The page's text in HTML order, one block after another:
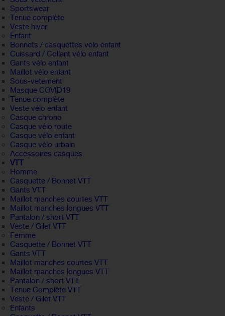
Sportswear
Tenue complète
Veste hiver
Enfant
Bonnets / casquettes velo enfant
Cuissard / Collant vélo enfant
Gants vélo enfant
Maillot vélo enfant
Sous-vetement
Masque COVID19
Tenue complète
Veste vélo enfant
Casque chrono
Casque vélo route
Casque vélo enfant
Casque vélo urbain
Accessoires casques
VTT
Homme
Casquette / Bonnet VTT
Gants VTT
Maillot manches courtes VTT
Maillot manches longues VTT
Pantalon / short VTT
Veste / Gilet VTT
Femme
Casquette / Bonnet VTT
Gants VTT
Maillot manches courtes VTT
Maillot manches longues VTT
Pantalon / short VTT
Tenue Complète VTT
Veste / Gilet VTT
Enfants